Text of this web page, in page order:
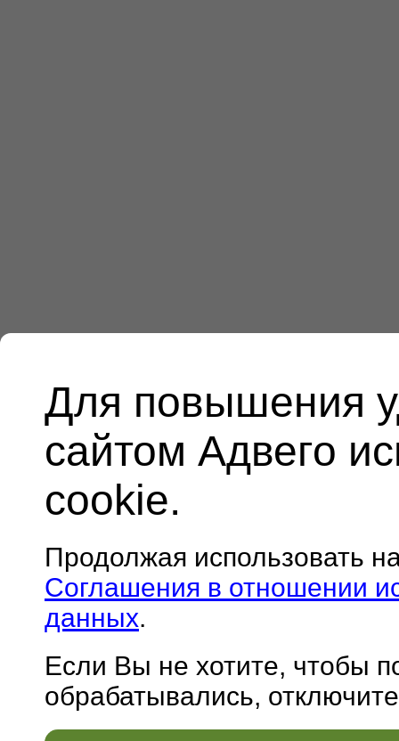
Для повышения
сайтом Адвего
cookie.
Продолжая использовать
Соглашения в отношении
данных.
Если Вы не хотите, чтобы
обрабатывались,